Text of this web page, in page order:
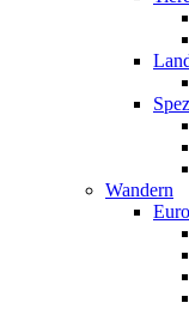
Wandern